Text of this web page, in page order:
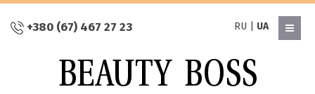
+380 (67) 467 27 23 RU UA